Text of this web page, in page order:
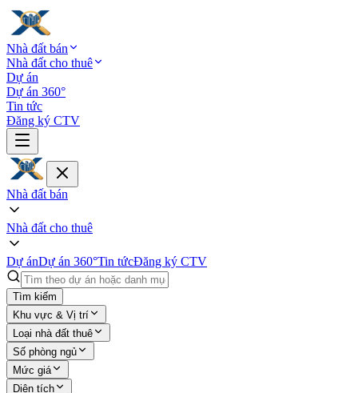
Nhà đất bán
Nhà đất cho thuê
Dự án
Dự án 360°
Tin tức
Đăng ký CTV
Nhà đất bán
Nhà đất cho thuê
Dự ánDự án 360°Tin tứcĐăng ký CTV
Tìm kiếm
Khu vực & Vị trí
Loại nhà đất thuê
Số phòng ngủ
Mức giá
Diện tích